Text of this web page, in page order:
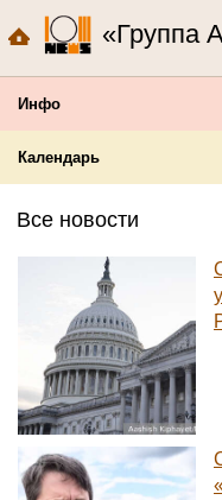
«Группа
Инфо
Календарь
Все новости